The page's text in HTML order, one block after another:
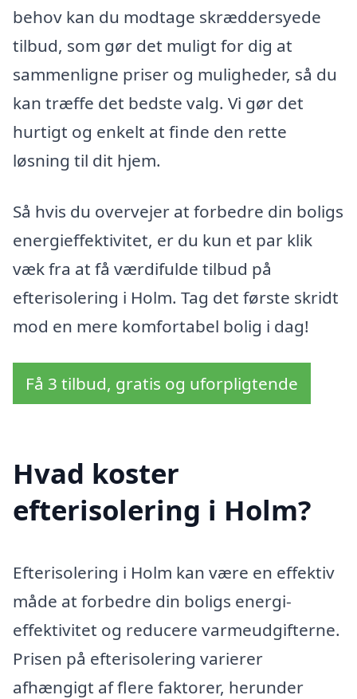
behov kan du modtage skræddersyede
tilbud, som gør det muligt for dig at
sammenligne priser og muligheder, så du
kan træffe det bedste valg. Vi gør det
hurtigt og enkelt at finde den rette
løsning til dit hjem.
Så hvis du overvejer at forbedre din boligs
energieffektivitet, er du kun et par klik
væk fra at få værdifulde tilbud på
efterisolering i Holm. Tag det første skridt
mod en mere komfortabel bolig i dag!
Få 3 tilbud, gratis og uforpligtende
Hvad koster
efterisolering i Holm?
Efterisolering i Holm kan være en effektiv
måde at forbedre din boligs energi-
effektivitet og reducere varmeudgifterne.
Prisen på efterisolering varierer
afhængigt af flere faktorer, herunder